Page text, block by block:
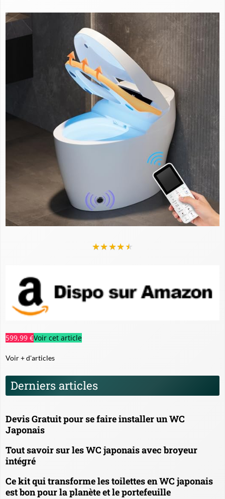
★★★★★
599,99 €Voir cet article
Voir + d'articles
Derniers articles
Devis Gratuit pour se faire installer un WC
Japonais
Tout savoir sur les WC japonais avec broyeur
intégré
Ce kit qui transforme les toilettes en WC japonais
est bon pour la planète et le portefeuille